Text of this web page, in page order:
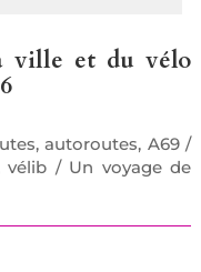
ville et du vélo
autoroutes, A69 /
vélib / Un voyage de